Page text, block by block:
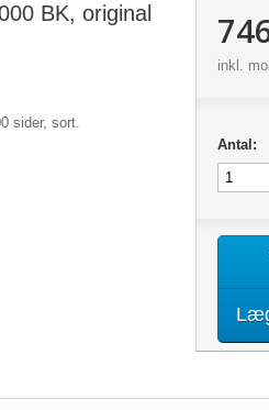
BK, original
sider, sort.
inkl.
Antal: